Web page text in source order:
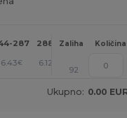
287 288 + Više
Zaliha Količina
6.43€ 6.12 +
92
Ukupno: 0.00